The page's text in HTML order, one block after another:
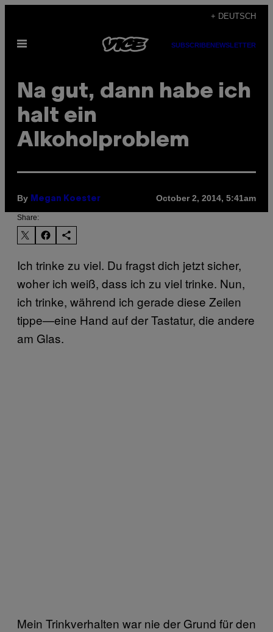
content
+ DEUTSCH
Open
SUBSCRIBENEWSLETTER
Na gut, dann habe ich
halt ein
Alkoholproblem
By Megan Koester October 2, 2014, 5:41am
Share:
Ich trinke zu viel. Du fragst dich jetzt sicher,
woher ich weiß, dass ich zu viel trinke. Nun,
ich trinke, während ich gerade diese Zeilen
tippe—eine Hand auf der Tastatur, die andere
am Glas.
Mein Trinkverhalten war nie der Grund für den